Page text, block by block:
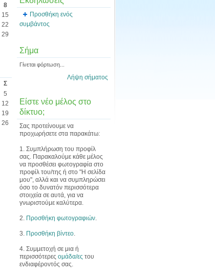
8
15
22
29
Σ
5
12
19
26
Προσθήκη ενός
συμβάντος
Σήμα
Γίνεται φόρτωση...
Λήψη σήματος
Είστε νέο μέλος στο
δίκτυο;
Σας προτείνουμε να
προχωρήσετε στα παρακάτω:
1. Συμπλήρωση του προφίλ
σας. Παρακαλούμε κάθε μέλος
να προσθέσει φωτογραφία στο
προφίλ του/της ή στο "Η σελίδα
μου", αλλά και να συμπληρώσει
όσο το δυνατόν περισσότερα
στοιχεία σε αυτά, για να
γνωριστούμε καλύτερα.
2. Προσθήκη φωτογραφιών.
3. Προσθήκη βίντεο.
4. Συμμετοχή σε μια ή
περισσότερες ομάδα/ες του
ενδιαφέροντός σας.